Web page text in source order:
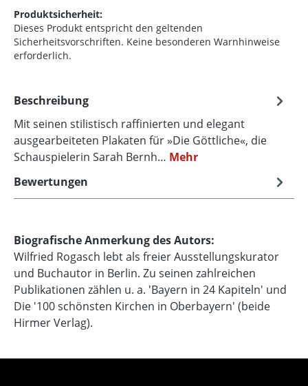
Produktsicherheit:
Dieses Produkt entspricht den geltenden
Sicherheitsvorschriften. Keine besonderen Warnhinweise
erforderlich.
Beschreibung
Mit seinen stilistisch raffinierten und elegant
ausgearbeiteten Plakaten für »Die Göttliche«, die
Schauspielerin Sarah Bernh… Mehr
Bewertungen
Biografische Anmerkung des Autors:
Wilfried Rogasch lebt als freier Ausstellungskurator
und Buchautor in Berlin. Zu seinen zahlreichen
Publikationen zählen u. a. 'Bayern in 24 Kapiteln' und
Die '100 schönsten Kirchen in Oberbayern' (beide
Hirmer Verlag).